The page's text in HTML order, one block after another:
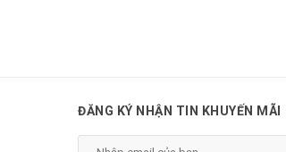
ĐĂNG KÝ NHẬN TIN KHUYẾN MÃI